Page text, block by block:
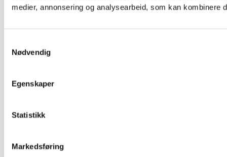
medier, annonsering og analysearbeid, som kan
Nødvendig
Egenskaper
Statistikk
Markedsføring